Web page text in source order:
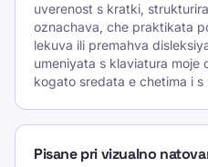
uverenost s kratki,
oznachava, che praktikata
lekuva ili premahva
umeniyata s klaviatura moje
kogato sredata e chetima i s
Pisane pri vizualno